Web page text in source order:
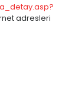
adresleri